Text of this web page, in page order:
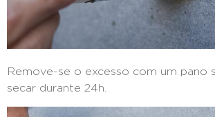
Remove-se o excesso com um pano
secar durante 24h.